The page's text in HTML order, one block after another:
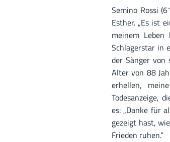
Semino Rossi
Esther. „Es ist
meinem
Schlagerstar in
der Sänger von
Alter von 88
erhellen,
Todesanzeige,
es: „Danke für
gezeigt hast,
Frieden ruhen.“